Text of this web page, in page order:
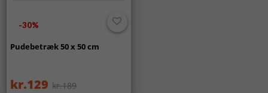
-30%
Pudebetræk 50 x 50 cm
kr.129 kr.189